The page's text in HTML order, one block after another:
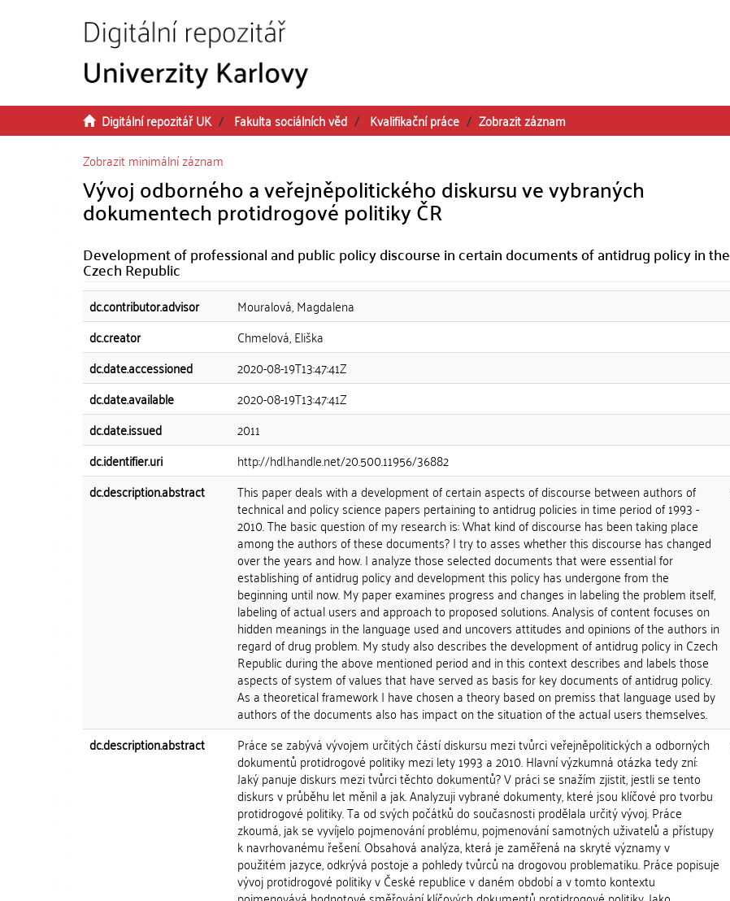
Digitální repozitář UK Fakulta sociálních věd Kvalifikační práce
Zobrazit záznam
Zobrazit minimální záznam
Vývoj odborného a veřejněpolitického diskursu ve vybraných
dokumentech protidrogové politiky ČR
Development of professional and public policy discourse in certain documents of antidrug policy in the
Czech Republic
dc.contributor.advisor
Mouralová, Magdalena
dc.creator
Chmelová, Eliška
dc.date.accessioned
2020-08-19T13:47:41Z
dc.date.available
2020-08-19T13:47:41Z
dc.date.issued
2011
dc.identifier.uri
http://hdl.handle.net/20.500.11956/36882
dc.description.abstract
This paper deals with a development of certain aspects of discourse between authors of
technical and policy science papers pertaining to antidrug policies in time period of 1993 -
2010. The basic question of my research is: What kind of discourse has been taking place
among the authors of these documents? I try to asses whether this discourse has changed
over the years and how. I analyze those selected documents that were essential for
establishing of antidrug policy and development this policy has undergone from the
beginning until now. My paper examines progress and changes in labeling the problem itself,
labeling of actual users and approach to proposed solutions. Analysis of content focuses on
hidden meanings in the language used and uncovers attitudes and opinions of the authors in
regard of drug problem. My study also describes the development of antidrug policy in Czech
Republic during the above mentioned period and in this context describes and labels those
aspects of system of values that have served as basis for key documents of antidrug policy.
As a theoretical framework I have chosen a theory based on premiss that language used by
authors of the documents also has impact on the situation of the actual users themselves.
dc.description.abstract Práce se zabývá vývojem určitých částí diskursu mezi tvůrci veřejněpolitických a odborných
dokumentů protidrogové politiky mezi lety 1993 a 2010. Hlavní výzkumná otázka tedy zní:
Jaký panuje diskurs mezi tvůrci těchto dokumentů? V práci se snažím zjistit, jestli se tento
diskurs v průběhu let měnil a jak. Analyzuji vybrané dokumenty, které jsou klíčové pro tvorbu
protidrogové politiky. Ta od svých počátků do současnosti prodělala určitý vývoj. Práce
zkoumá, jak se vyvíjelo pojmenování problému, pojmenování samotných uživatelů a přístupy
k navrhovanému řešení. Obsahová analýza, která je zaměřená na skryté významy v
použitém jazyce, odkrývá postoje a pohledy tvůrců na drogovou problematiku. Práce popisuje
vývoj protidrogové politiky v České republice v daném období a v tomto kontextu